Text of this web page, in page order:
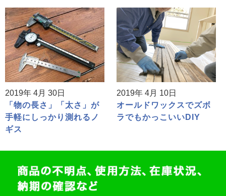
2019年 4月 30日
「物の長さ」「太さ」が
手軽にしっかり測れるノ
ギス
2019年 4月 10日
オールドワックスでズボ
ラでもかっこいいDIY